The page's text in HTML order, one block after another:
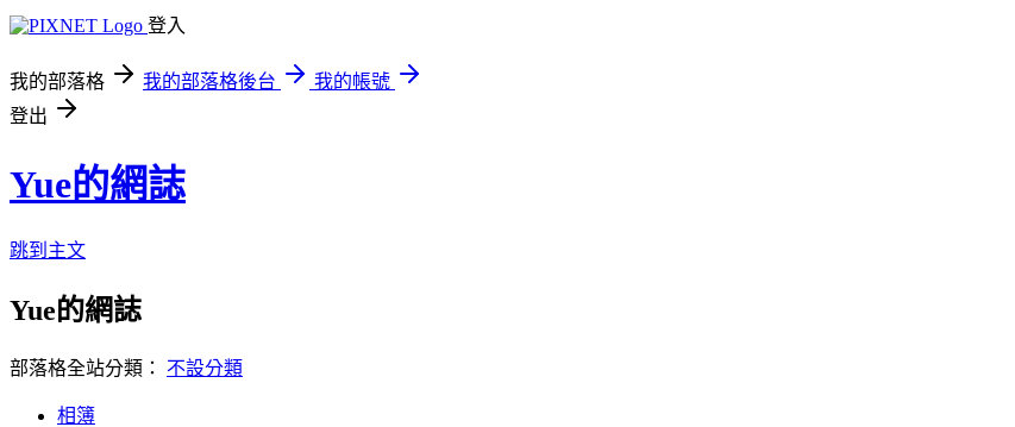
登入
我的部落格 我的部落格後台
我的帳號
登出
Yue的網誌
跳到主文
Yue的網誌
部落格全站分類： 不設分類
相簿